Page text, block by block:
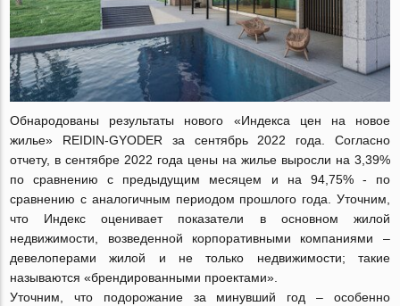
Обнародованы результаты нового «Индекса цен на новое
жилье» REIDIN-GYODER за сентябрь 2022 года. Согласно
отчету, в сентябре 2022 года цены на жилье выросли на 3,39%
по сравнению с предыдущим месяцем и на 94,75% - по
сравнению с аналогичным периодом прошлого года. Уточним,
что Индекс оценивает показатели в основном жилой
недвижимости, возведенной корпоративными компаниями –
девелоперами жилой и не только недвижимости; такие
называются «брендированными проектами».
Уточним, что подорожание за минувший год – особенно